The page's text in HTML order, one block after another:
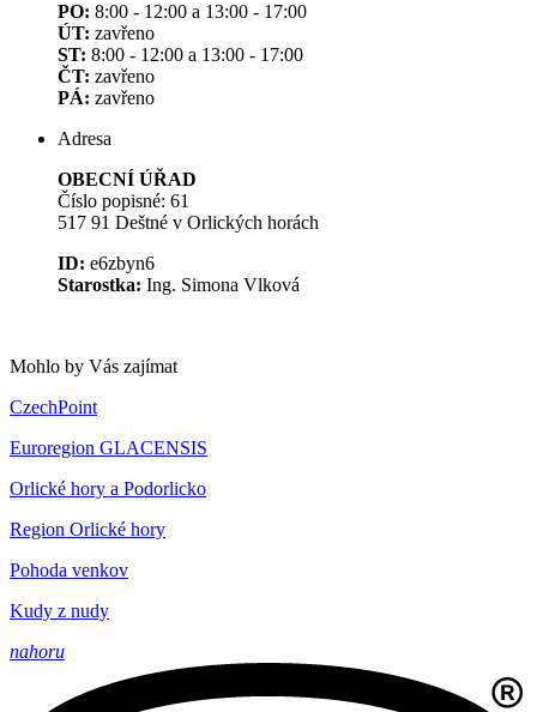
PO: 8:00 - 12:00 a 13:00 - 17:00
ÚT: zavřeno
ST: 8:00 - 12:00 a 13:00 - 17:00
ČT: zavřeno
PÁ: zavřeno
Adresa
OBECNÍ ÚŘAD
Číslo popisné: 61
517 91 Deštné v Orlických horách
ID: e6zbyn6
Starostka: Ing. Simona Vlková
Mohlo by Vás zajímat
CzechPoint
Euroregion GLACENSIS
Orlické hory a Podorlicko
Region Orlické hory
Pohoda venkov
Kudy z nudy
nahoru